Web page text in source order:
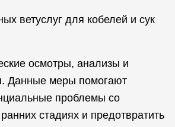
ветуслуг для кобелей и сук
осмотры, анализы и
Данные меры помогают
проблемы со
стадиях и предотвратить